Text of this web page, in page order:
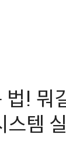
! 뭐
템